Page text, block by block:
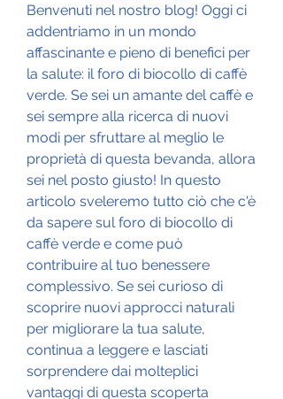
Benvenuti nel nostro blog! Oggi ci
addentriamo in un mondo
affascinante e pieno di benefici per
la salute: il foro di biocollo di caffè
verde. Se sei un amante del caffè e
sei sempre alla ricerca di nuovi
modi per sfruttare al meglio le
proprietà di questa bevanda, allora
sei nel posto giusto! In questo
articolo sveleremo tutto ciò che c'è
da sapere sul foro di biocollo di
caffè verde e come può
contribuire al tuo benessere
complessivo. Se sei curioso di
scoprire nuovi approcci naturali
per migliorare la tua salute,
continua a leggere e lasciati
sorprendere dai molteplici
vantaggi di questa scoperta